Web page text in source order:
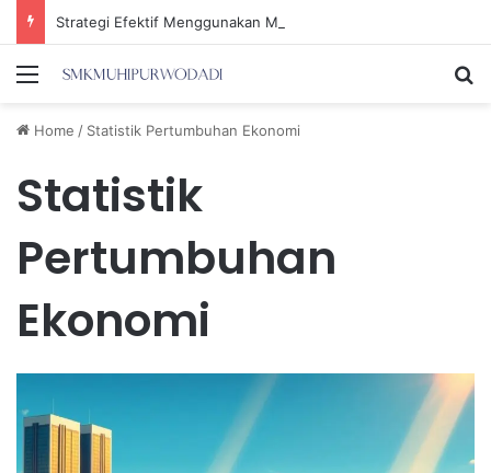
Menu
Home / Statistik Pertumbuhan Ekonomi
Statistik
Pertumbuhan
Ekonomi